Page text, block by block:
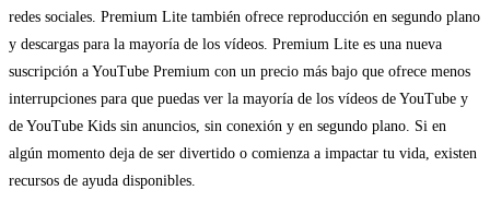
redes sociales. Premium Lite también ofrece reproducción en segundo plano
y descargas para la mayoría de los vídeos. Premium Lite es una nueva
suscripción a YouTube Premium con un precio más bajo que ofrece menos
interrupciones para que puedas ver la mayoría de los vídeos de YouTube y
de YouTube Kids sin anuncios, sin conexión y en segundo plano. Si en
algún momento deja de ser divertido o comienza a impactar tu vida, existen
recursos de ayuda disponibles.